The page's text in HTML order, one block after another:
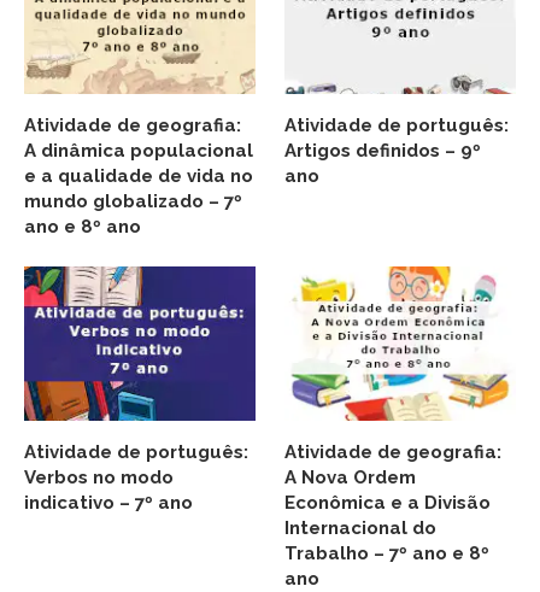
Atividade de geografia:
A dinâmica populacional
e a qualidade de vida no
mundo globalizado – 7º
ano e 8º ano
Atividade de português:
Artigos definidos – 9º
ano
Atividade de português:
Verbos no modo
indicativo – 7º ano
Atividade de geografia:
A Nova Ordem
Econômica e a Divisão
Internacional do
Trabalho – 7º ano e 8º
ano